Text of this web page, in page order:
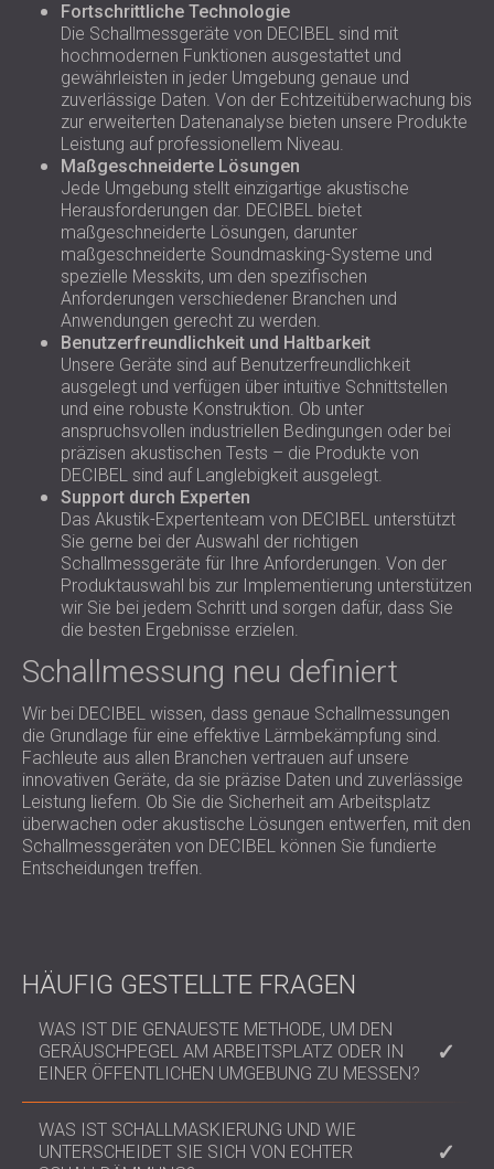
Fortschrittliche Technologie
Die Schallmessgeräte von DECIBEL sind mit
hochmodernen Funktionen ausgestattet und
gewährleisten in jeder Umgebung genaue und
zuverlässige Daten. Von der Echtzeitüberwachung bis
zur erweiterten Datenanalyse bieten unsere Produkte
Leistung auf professionellem Niveau.
Maßgeschneiderte Lösungen
Jede Umgebung stellt einzigartige akustische
Herausforderungen dar. DECIBEL bietet
maßgeschneiderte Lösungen, darunter
maßgeschneiderte Soundmasking-Systeme und
spezielle Messkits, um den spezifischen
Anforderungen verschiedener Branchen und
Anwendungen gerecht zu werden.
Benutzerfreundlichkeit und Haltbarkeit
Unsere Geräte sind auf Benutzerfreundlichkeit
ausgelegt und verfügen über intuitive Schnittstellen
und eine robuste Konstruktion. Ob unter
anspruchsvollen industriellen Bedingungen oder bei
präzisen akustischen Tests – die Produkte von
DECIBEL sind auf Langlebigkeit ausgelegt.
Support durch Experten
Das Akustik-Expertenteam von DECIBEL unterstützt
Sie gerne bei der Auswahl der richtigen
Schallmessgeräte für Ihre Anforderungen. Von der
Produktauswahl bis zur Implementierung unterstützen
wir Sie bei jedem Schritt und sorgen dafür, dass Sie
die besten Ergebnisse erzielen.
Schallmessung neu definiert
Wir bei DECIBEL wissen, dass genaue Schallmessungen
die Grundlage für eine effektive Lärmbekämpfung sind.
Fachleute aus allen Branchen vertrauen auf unsere
innovativen Geräte, da sie präzise Daten und zuverlässige
Leistung liefern. Ob Sie die Sicherheit am Arbeitsplatz
überwachen oder akustische Lösungen entwerfen, mit den
Schallmessgeräten von DECIBEL können Sie fundierte
Entscheidungen treffen.
HÄUFIG GESTELLTE FRAGEN
WAS IST DIE GENAUESTE METHODE, UM DEN
GERÄUSCHPEGEL AM ARBEITSPLATZ ODER IN
EINER ÖFFENTLICHEN UMGEBUNG ZU MESSEN?
Professionelle Schallpegelmesser wie die Nova-
Serie bieten Echtzeit- und Oktavbandanalysen, die
WAS IST SCHALLMASKIERUNG UND WIE
UNTERSCHEIDET SIE SICH VON ECHTER